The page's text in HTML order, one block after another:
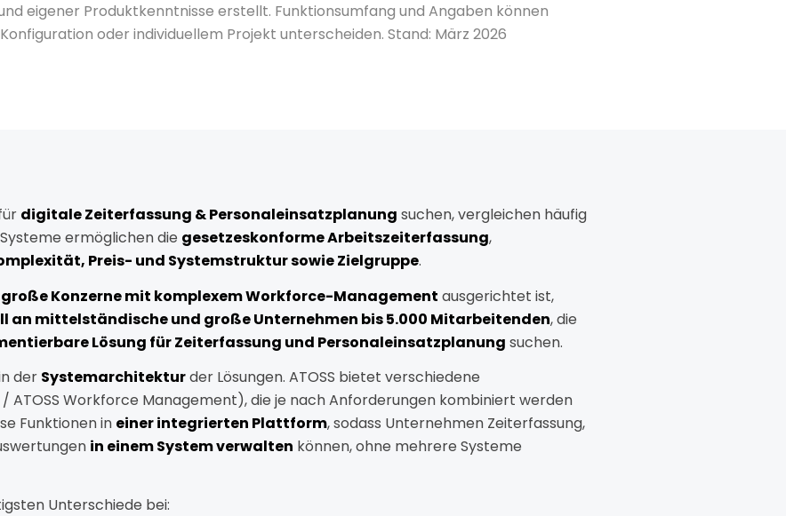
eigener Produktkenntnisse erstellt. Funktionsumfang und Angaben können
oder individuellem Projekt unterscheiden. Stand: März 2026
digitaleZeiterfassung &Personaleinsatzplanung suchen,vergleichen häufig
Systeme ermöglichendie gesetzeskonformeArbeitszeiterfassung,
Preis- und Systemstruktur sowieZielgruppe.
großeKonzernemit komplexemWorkforce-Management ausgerichtet ist,
an mittelständische und großeUnternehmen bis 5.000 Mitarbeitenden,die
Lösung fürZeiterfassung und Personaleinsatzplanung suchen.
der Systemarchitekturder Lösungen. ATOSS bietet verschiedene
/ ATOSS Workforce Management),die je nachAnforderungen kombiniert werden
Funktionenin einerintegrierten Plattform,sodass Unternehmen Zeiterfassung,
in einemSystemverwalten können, ohne mehrere Systeme
Unterschiede bei: